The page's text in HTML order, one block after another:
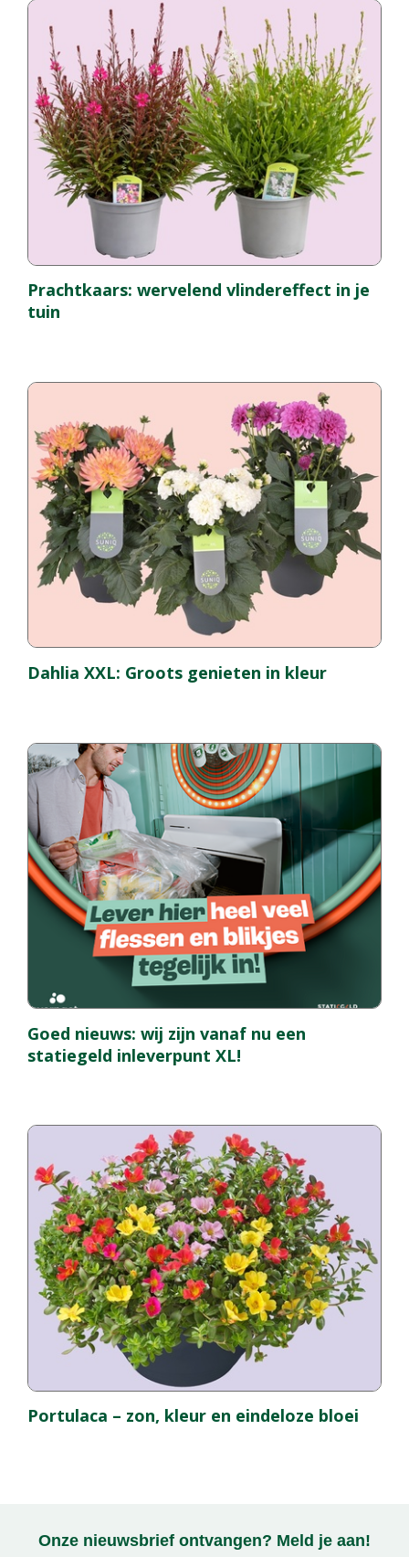
Prachtkaars: wervelend vlindereffect in je
tuin
Dahlia XXL: Groots genieten in kleur
Goed nieuws: wij zijn vanaf nu een
statiegeld inleverpunt XL!
Portulaca – zon, kleur en eindeloze bloei
Onze nieuwsbrief ontvangen? Meld je aan!